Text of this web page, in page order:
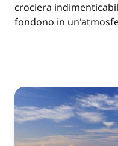
crociera
fondono in